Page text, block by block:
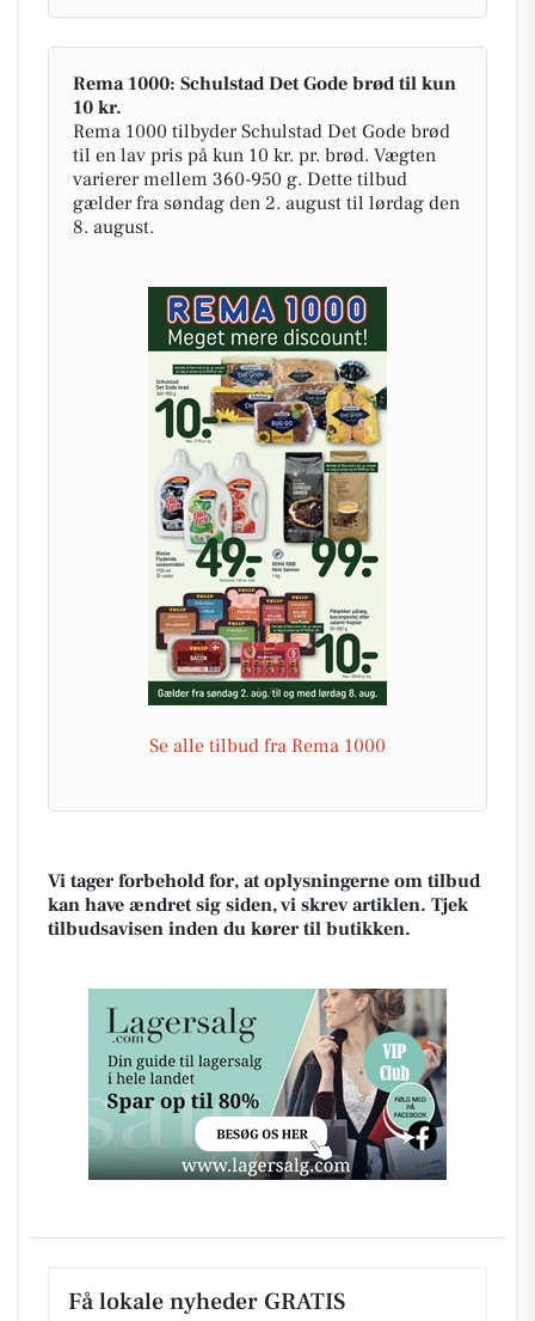
Rema 1000: Schulstad Det Gode brød til kun
10 kr.
Rema 1000 tilbyder Schulstad Det Gode brød
til en lav pris på kun 10 kr. pr. brød. Vægten
varierer mellem 360-950 g. Dette tilbud
gælder fra søndag den 2. august til lørdag den
8. august.
Se alle tilbud fra Rema 1000
Vi tager forbehold for, at oplysningerne om tilbud
kan have ændret sig siden, vi skrev artiklen. Tjek
tilbudsavisen inden du kører til butikken.
Få lokale nyheder GRATIS